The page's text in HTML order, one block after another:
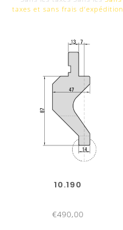
taxes et sans frais d‘expédition
10.190
€490,00